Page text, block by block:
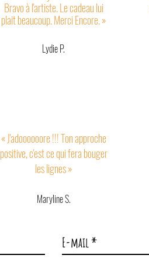
Bravo à l'artiste. Le cadeau lui
plait beaucoup. Merci Encore. »
Lydie P.
« J'adoooooore !!! Ton approche
positive, c'est ce qui fera bouger
les lignes »
Maryline S.